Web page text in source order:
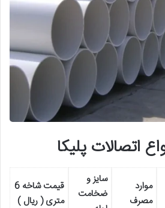
اتصالات پلیکا
موارد
مصرف
سایز و
ضخامت
قیمت شاخه 6
متری ( ریال )